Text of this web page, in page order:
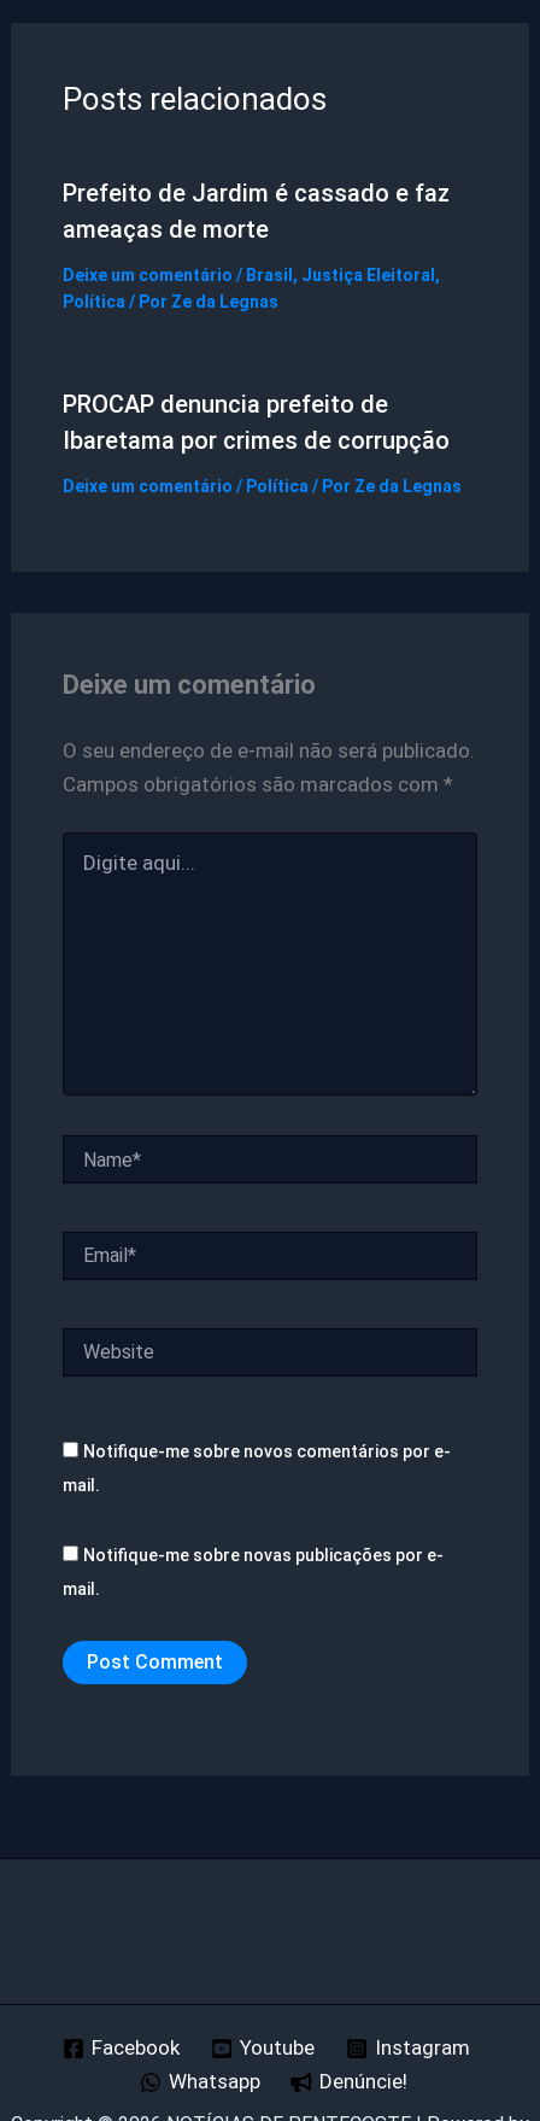
Posts relacionados
Prefeito de Jardim é cassado e faz
ameaças de morte
Deixe um comentário / Brasil , Justiça Eleitoral ,
Política / Por Ze da Legnas
PROCAP denuncia prefeito de
Ibaretama por crimes de corrupção
Deixe um comentário / Política / Por Ze da Legnas
Deixe um comentário
O seu endereço de e-mail não será publicado.
Campos obrigatórios são marcados com *
aqui...
Notifique-me sobre novos comentários por e-
mail.
Notifique-me sobre novas publicações por e-
mail.
Facebook Youtube
Instagram
Whatsapp
Denúncie!